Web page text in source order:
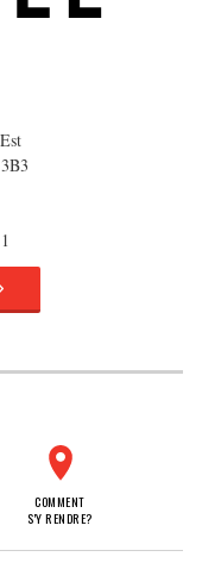
COMMENT
S'Y RENDRE?